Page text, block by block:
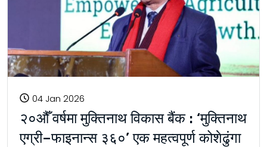
04 Jan 2026
२०औँ वर्षमा मुक्तिनाथ विकास बैंक : ‘मुक्तिनाथ
एग्री–फाइनान्स ३६०’ एक महत्वपूर्ण कोशेढुंगा